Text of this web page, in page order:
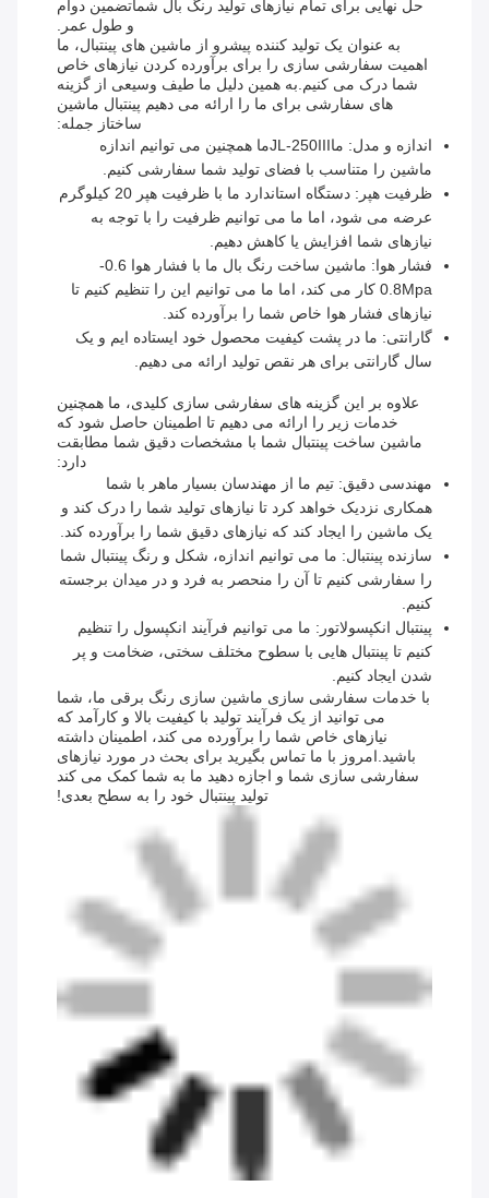
حل نهایی برای تمام نیازهای تولید رنگ بال شماتضمین دوام
و طول عمر.
به عنوان یک تولید کننده پیشرو از ماشین های پینتبال، ما
اهمیت سفارشی سازی را برای برآورده کردن نیازهای خاص
شما درک می کنیم.به همین دلیل ما طیف وسیعی از گزینه
های سفارشی برای ما را ارائه می دهیم پینتبال ماشین
ساختاز جمله:
اندازه و مدل: ماJL-250IIIما همچنین می توانیم اندازه
ماشین را متناسب با فضای تولید شما سفارشی کنیم.
ظرفیت هپر: دستگاه استاندارد ما با ظرفیت هپر 20 کیلوگرم
عرضه می شود، اما ما می توانیم ظرفیت را با توجه به
نیازهای شما افزایش یا کاهش دهیم.
فشار هوا: ماشین ساخت رنگ بال ما با فشار هوا 0.6-
0.8Mpa کار می کند، اما ما می توانیم این را تنظیم کنیم تا
نیازهای فشار هوا خاص شما را برآورده کند.
گارانتی: ما در پشت کیفیت محصول خود ایستاده ایم و یک
سال گارانتی برای هر نقص تولید ارائه می دهیم.
علاوه بر این گزینه های سفارشی سازی کلیدی، ما همچنین
خدمات زیر را ارائه می دهیم تا اطمینان حاصل شود که
ماشین ساخت پینتبال شما با مشخصات دقیق شما مطابقت
دارد:
مهندسی دقیق: تیم ما از مهندسان بسیار ماهر با شما
همکاری نزدیک خواهد کرد تا نیازهای تولید شما را درک کند و
یک ماشین را ایجاد کند که نیازهای دقیق شما را برآورده کند.
سازنده پینتبال: ما می توانیم اندازه، شکل و رنگ پینتبال شما
را سفارشی کنیم تا آن را منحصر به فرد و در میدان برجسته
کنیم.
پینتبال انکپسولاتور: ما می توانیم فرآیند انکپسول را تنظیم
کنیم تا پینتبال هایی با سطوح مختلف سختی، ضخامت و پر
شدن ایجاد کنیم.
با خدمات سفارشی سازی ماشین سازی رنگ برقی ما، شما
می توانید از یک فرآیند تولید با کیفیت بالا و کارآمد که
نیازهای خاص شما را برآورده می کند، اطمینان داشته
باشید.امروز با ما تماس بگیرید برای بحث در مورد نیازهای
سفارشی سازی شما و اجازه دهید ما به شما کمک می کند
تولید پینتبال خود را به سطح بعدی!